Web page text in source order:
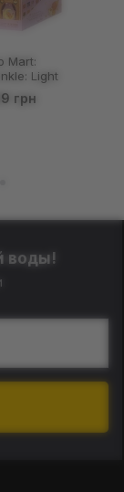
Mart:
Light
Series
з 10)
грн
воды!